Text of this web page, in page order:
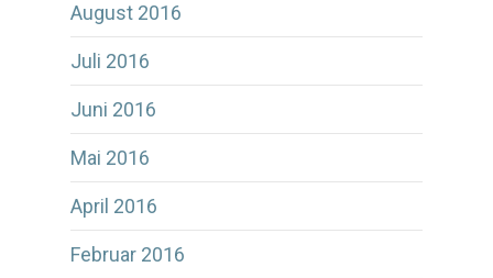
August 2016
Juli 2016
Juni 2016
Mai 2016
April 2016
Februar 2016